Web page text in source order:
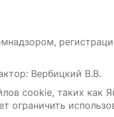
Вербицкий В.В.
сооkіе, таких